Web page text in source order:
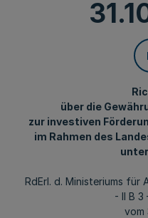
über die
zur investiven
im Rahmen des
RdErl. d. Ministeriums für
- II B 3
vom